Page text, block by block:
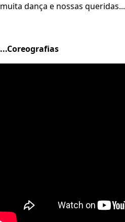
muita dança e nossas queridas...
...Coreografias